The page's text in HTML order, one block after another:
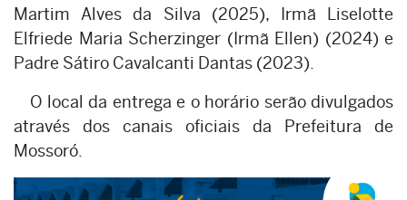
Martim Alves da Silva (2025), Irmã Liselotte
Elfriede Maria Scherzinger (Irmã Ellen) (2024) e
Padre Sátiro Cavalcanti Dantas (2023).
O local da entrega e o horário serão divulgados
através dos canais oficiais da Prefeitura de
Mossoró.